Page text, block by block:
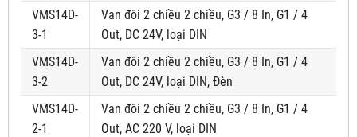
VMS14D-
3-1
Van đôi 2 chiều 2 chiều, G3 / 8 In, G1 / 4
Out, DC 24V, loại DIN
VMS14D-
3-2
Van đôi 2 chiều 2 chiều, G3 / 8 In, G1 / 4
Out, DC 24V, loại DIN, Đèn
VMS14D-
2-1
Van đôi 2 chiều 2 chiều, G3 / 8 In, G1 / 4
Out, AC 220 V, loại DIN